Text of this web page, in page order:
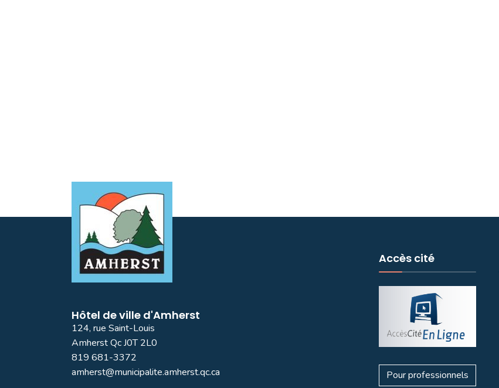
Hôtel de ville d'Amherst
124, rue Saint-Louis
Amherst Qc J0T 2L0
819 681-3372
amherst@municipalite.amherst.qc.ca
Accès cité
Pour professionnels